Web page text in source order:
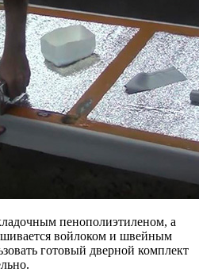
пенополиэтиленом, а
войлоком и швейным
готовый дверной комплект